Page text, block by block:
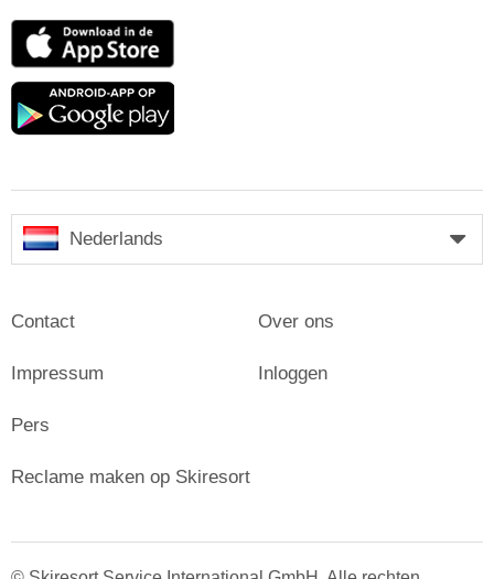
App
Google
Nederlands
Contact
Impressum
Pers
Over ons
Inloggen
Reclame maken op Skiresort